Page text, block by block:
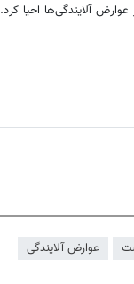
آلایندگی‌ها احیا کرد.
عوارض آلایندگی